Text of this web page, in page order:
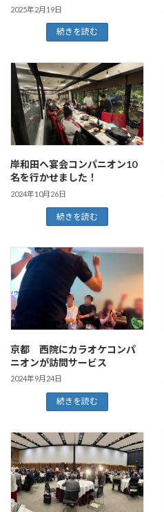
2025年2月19日
続きを読む
岸和田へ宴会コンパニオン10
名を行かせました！
2024年10月26日
続きを読む
京都 西院にカラオケコンパ
ニオンが訪問サービス
2024年9月24日
続きを読む